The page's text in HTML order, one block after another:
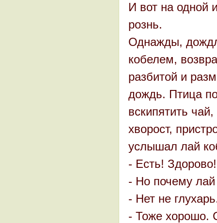
И вот на одной
рознь.
Однажды,
кобелем,
разбитой и
дождь. Птица
вскипятить
хворост,
услышал лай
- Есть!
- Но почему
- Нет не
- Тоже хорошо.